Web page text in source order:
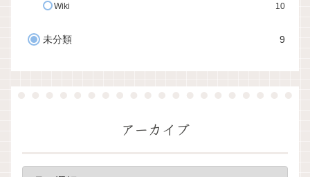
Wiki 10
未分類 9
アーカイブ